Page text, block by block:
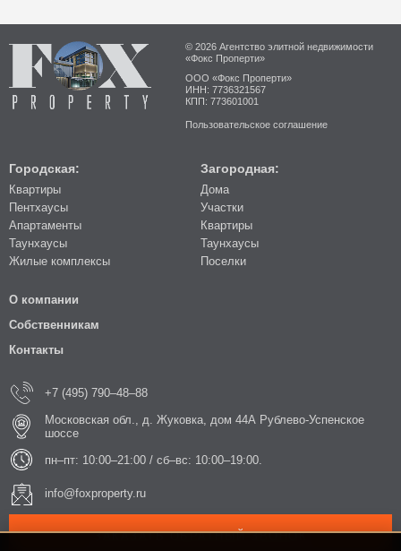
© 2026 Агентство элитной недвижимости
«Фокс Проперти»
ООО «Фокс Проперти»
ИНН: 7736321567
КПП: 773601001
Пользовательское соглашение
Городская:
Квартиры
Пентхаусы
Апартаменты
Таунхаусы
Жилые комплексы
Загородная:
Дома
Участки
Квартиры
Таунхаусы
Поселки
О компании
Собственникам
Контакты
+7 (495) 790–48–88
Московская обл., д. Жуковка, дом 44А Рублево-Успенское
шоссе
пн–пт: 10:00–21:00 / сб–вс: 10:00–19:00.
info@foxproperty.ru
ЗАКАЗАТЬ ОБРАТНЫЙ ЗВОНОК